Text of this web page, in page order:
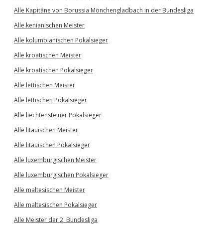
Alle Kapitäne von Borussia Mönchengladbach in der Bundesliga
Alle kenianischen Meister
Alle kolumbianischen Pokalsieger
Alle kroatischen Meister
Alle kroatischen Pokalsieger
Alle lettischen Meister
Alle lettischen Pokalsieger
Alle liechtensteiner Pokalsieger
Alle litauischen Meister
Alle litauischen Pokalsieger
Alle luxemburgischen Meister
Alle luxemburgischen Pokalsieger
Alle maltesischen Meister
Alle maltesischen Pokalsieger
Alle Meister der 2. Bundesliga